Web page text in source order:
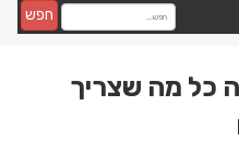
חפש
כל מה שצריך